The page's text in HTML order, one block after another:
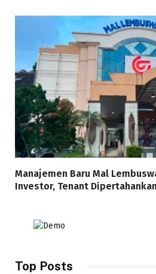
Manajemen Baru Mal
Investor, Tenant Dipertahankan
Top Posts